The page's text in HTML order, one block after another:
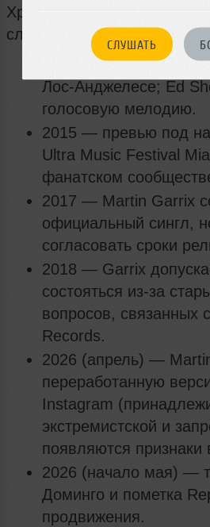
СЛУШАТЬ
Хронология ключевых
следующим образом:
2014 — начало
Лос-Анджелесе; Ed
голосовую мелодию.
2015 — превью под
Ultra Music Festival
фанатском
2017 — Martin Garrix
официальный сингл,
согласовать сроки
2018 — Garrix
состояться из-за
вопросов, связанных
Records.
2026 (апрель) —
переработанную
Instagram
экстремистской и
появляются
2026 (начало мая) —
Доминго и пометка
продвижения.